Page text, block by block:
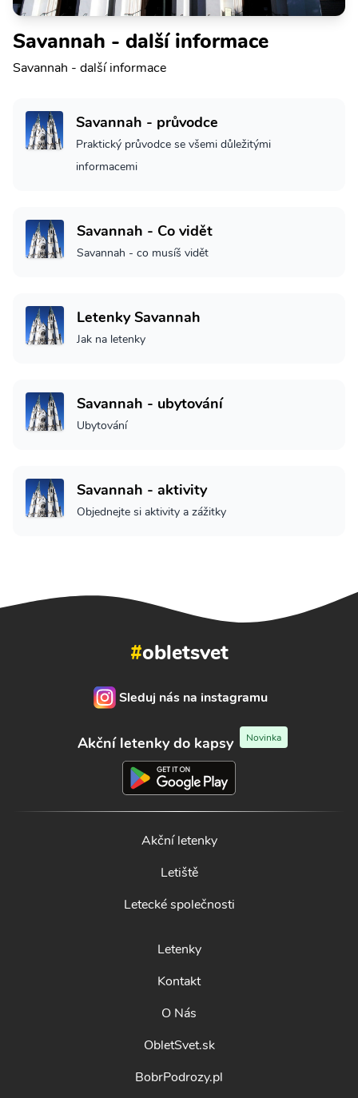
Savannah - další informace
Savannah - další informace
Savannah - průvodce
Praktický průvodce se všemi důležitými
informacemi
Savannah - Co vidět
Savannah - co musíš vidět
Letenky Savannah
Jak na letenky
Savannah - ubytování
Ubytování
Savannah - aktivity
Objednejte si aktivity a zážitky
#obletsvet
Sleduj nás na instagramu
Akční letenky do kapsy Novinka
Akční letenky
Letiště
Letecké společnosti
Letenky
Kontakt
O Nás
ObletSvet.sk
BobrPodrozy.pl